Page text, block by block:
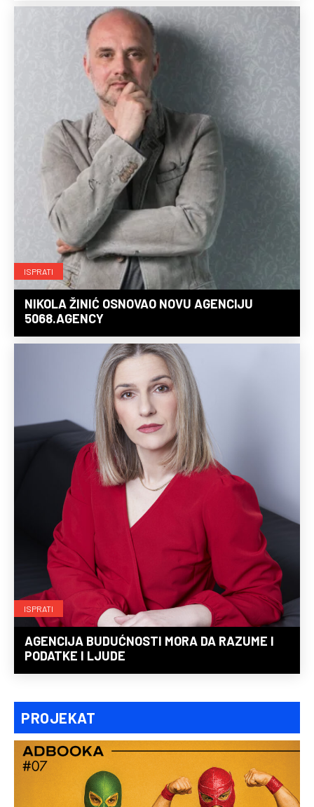
ISPRATI
NIKOLA ŽINIĆ OSNOVAO NOVU AGENCIJU
5068.AGENCY
ISPRATI
AGENCIJA BUDUĆNOSTI MORA DA RAZUME I
PODATKE I LJUDE
PROJEKAT